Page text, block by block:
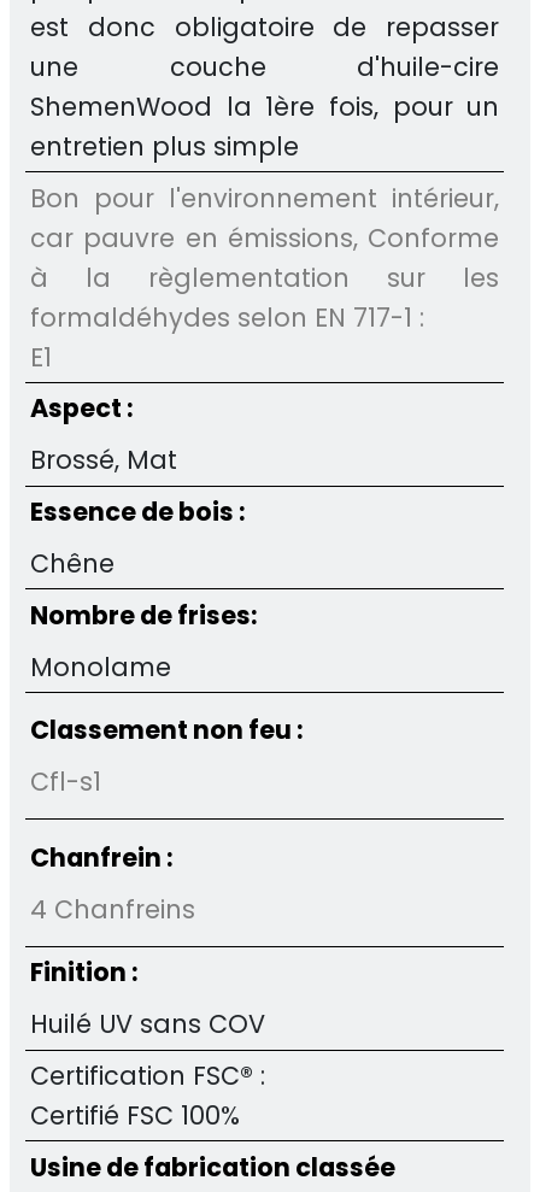
est donc obligatoire de repasser
une couche d'huile-cire
ShemenWood la 1ère fois, pour un
entretien plus simple
Bon pour l'environnement intérieur,
car pauvre en émissions, Conforme
à la règlementation sur les
formaldéhydes selon EN 717-1 :
E1
Aspect :
Brossé, Mat
Essence de bois :
Chêne
Nombre de frises:
Monolame
Classement non feu :
Cfl-s1
Chanfrein :
4 Chanfreins
Finition :
Huilé UV sans COV
Certification FSC® :
Certifié FSC 100%
Usine de fabrication classée